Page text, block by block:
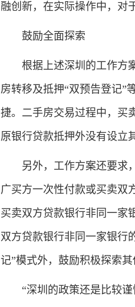
融创新，在实际操作中，对
鼓励全面探索
根据上述深圳的工作方案
房转移及抵押“双预告登记”
捷。二手房交易过程中，买
原银行贷款抵押外没有设立
另外，工作方案还要求，
广买方一次性付款或买卖双
买卖双方贷款银行非同一家
双方贷款银行非同一家银行
记”模式外，鼓励积极探索
“深圳的政策还是比较谨